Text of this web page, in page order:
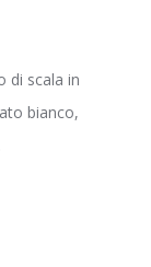
di scala in
bianco,